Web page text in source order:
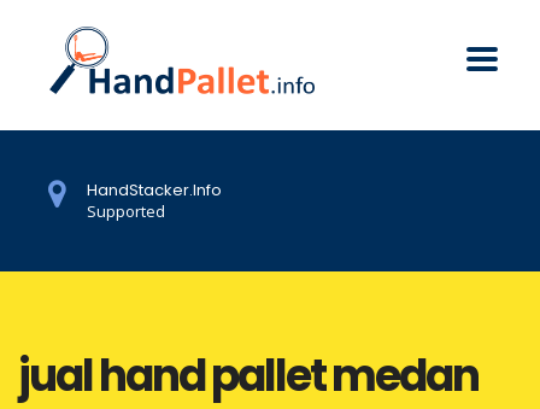
HandStacker.Info
Supported
jual hand pallet medan